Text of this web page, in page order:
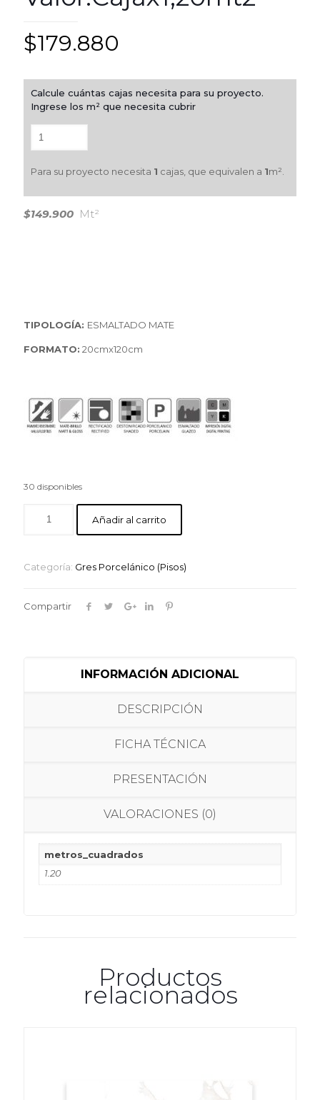
$179.880
Calcule cuántas cajas necesita para su proyecto.
Ingrese los m² que necesita cubrir
Para su proyecto necesita 1 cajas, que equivalen a 1m².
$149.900 Mt²
TIPOLOGÍA: ESMALTADO MATE
FORMATO: 20cmx120cm
30 disponibles
Añadir al carrito
Categoría: Gres Porcelánico (Pisos)
Compartir
INFORMACIÓN ADICIONAL
DESCRIPCIÓN
FICHA TÉCNICA
PRESENTACIÓN
VALORACIONES (0)
metros_cuadrados
1.20
Productos
relacionados